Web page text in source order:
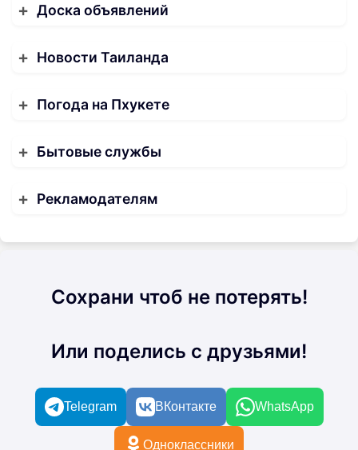
Доска объявлений
Новости Таиланда
Погода на Пхукете
Бытовые службы
Рекламодателям
Сохрани чтоб не потерять!
Или поделись с друзьями!
Telegram ВКонтакте WhatsApp
Одноклассники